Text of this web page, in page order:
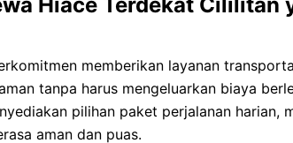
memberikan layanan
tanpa harus mengeluarkan biaya
pilihan paket perjalanan harian,
aman dan puas.